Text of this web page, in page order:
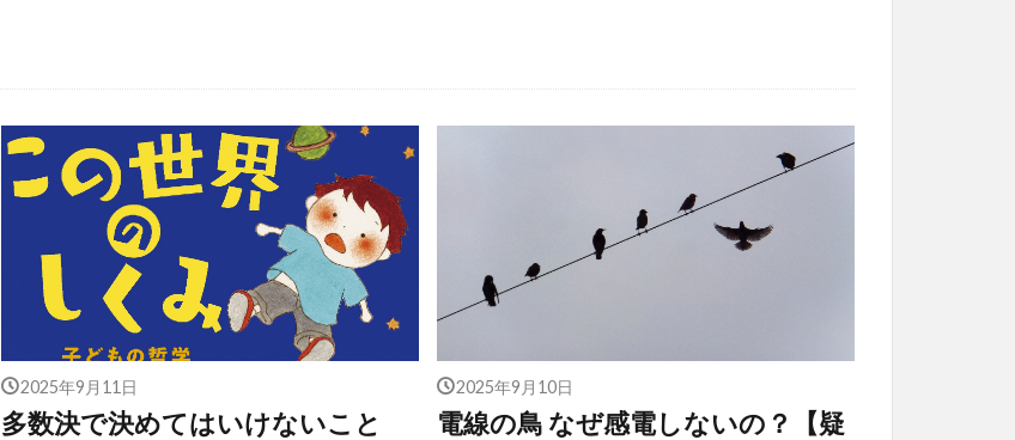
2025年9月11日
多数決で決めてはいけないこと
2025年9月10日
電線の鳥 なぜ感電しないの？【疑